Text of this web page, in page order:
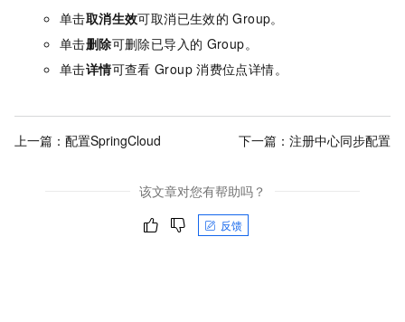
单击取消生效可取消已生效的 Group。
单击删除可删除已导入的 Group。
单击详情可查看 Group 消费位点详情。
上一篇： 配置SpringCloud 下一篇： 注册中心同步配置
该文章对您有帮助吗？
反馈